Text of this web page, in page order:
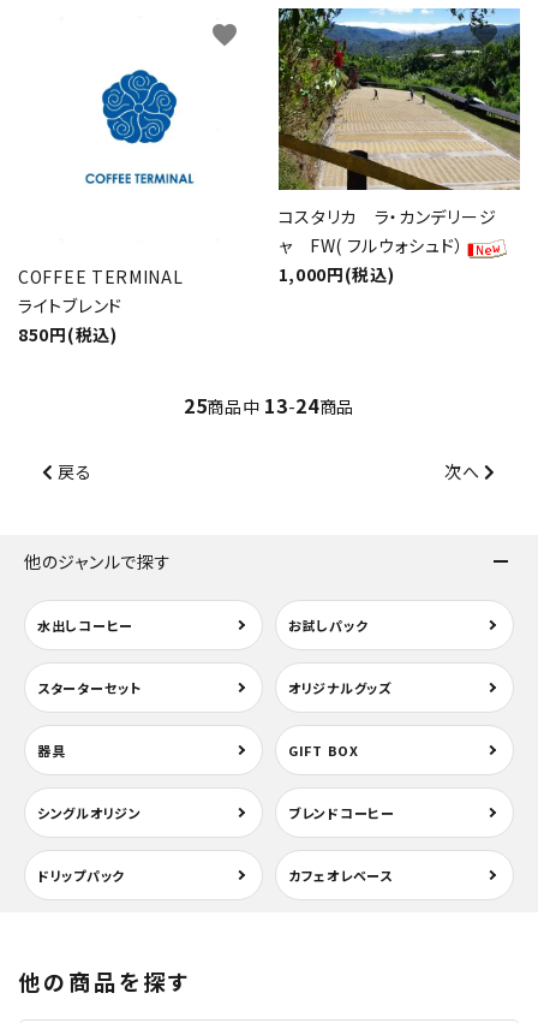
COFFEE TERMINAL
ライトブレンド
850円(税込)
favorite
コスタリカ ラ・カンデリージ
ャ FW( フルウォシュド）
1,000円(税込)
favorite
25商品中 13-24商品
戻る 次へ
他のジャンルで探す
水出しコーヒー お試しパック
スターターセット オリジナルグッズ
器具 GIFT BOX
シングルオリジン ブレンドコーヒー
ドリップパック カフェオレベース
他の商品を探す